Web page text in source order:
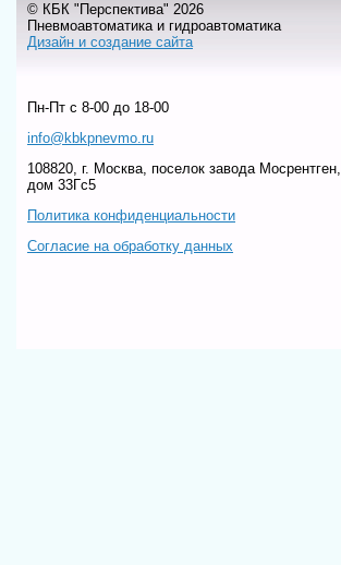
© КБК "Перспектива" 2026
Пневмоавтоматика и гидроавтоматика
Дизайн и создание сайта
Пн-Пт c 8-00 до 18-00
info@kbkpnevmo.ru
108820, г. Москва, поселок завода Мосрентген,
дом 33Гс5
Политика конфиденциальности
Согласие на обработку данных